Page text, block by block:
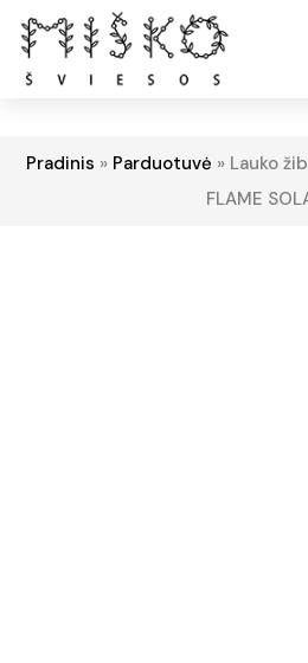
Pradinis » Parduotuvė » Lauko
FLAME